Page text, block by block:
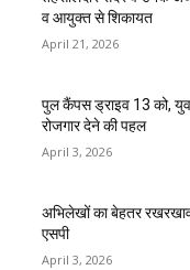
व आयुक्त से शिकायत
April 21, 2026
पुल कैंपस ड्राइव 13 को,
रोजगार देने की पहल
April 3, 2026
अभिलेखों का बेहतर
एसपी
April 3, 2026